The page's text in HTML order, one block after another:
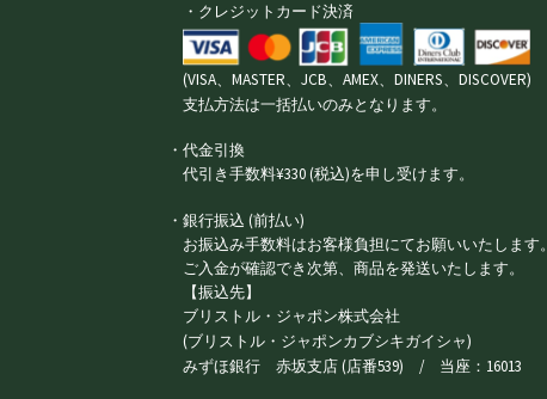
・クレジットカード決済
(VISA、MASTER、JCB、AMEX、DINERS、DISCOVER)
支払方法は一括払いのみとなります。
・代金引換
代引き手数料¥330 (税込)を申し受けます。
・銀行振込 (前払い)
お振込み手数料はお客様負担にてお願いいたします。
ご入金が確認でき次第、商品を発送いたします。
【振込先】
ブリストル・ジャポン株式会社
(ブリストル・ジャポンカブシキガイシャ)
みずほ銀行 赤坂支店 (店番539) / 当座：16013